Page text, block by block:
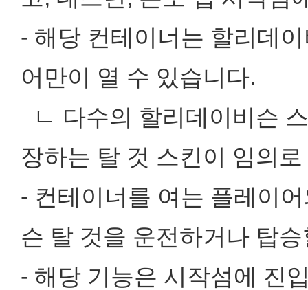
- 해당 컨테이너는 할리데
어만이 열 수 있습니다.
ㄴ 다수의 할리데이비슨
장하는 탈 것 스킨이 임의
- 컨테이너를 여는 플레이
슨 탈 것을 운전하거나 탑
- 해당 기능은 시작섬에 진